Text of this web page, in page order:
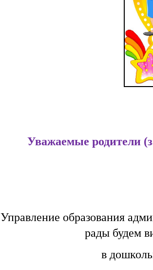
Уважаемые родители
Управление образования
рады будем
в